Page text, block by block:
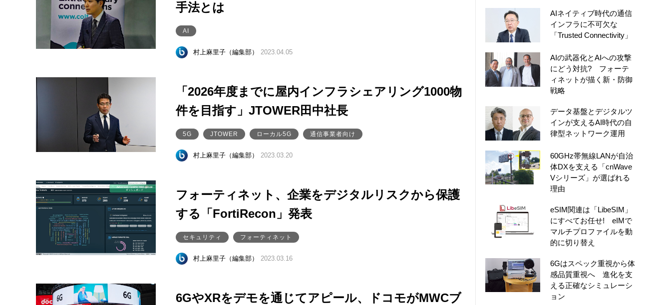
手法とは
AI
村上麻里子（編集部） 2023.04.05
「2026年度までに屋内インフラシェアリング1000物
件を目指す」JTOWER田中社長
5G JTOWER ローカル5G 通信事業者向け
村上麻里子（編集部） 2023.03.20
フォーティネット、企業をデジタルリスクから保護
する「FortiRecon」発表
セキュリティ フォーティネット
村上麻里子（編集部） 2023.03.16
6GやXRをデモを通じてアピール、ドコモがMWCブ
AIネイティブ時代の通信
インフラに不可欠な
「Trusted Connectivity」
AIの武器化とAIへの攻撃
にどう対抗? フォーテ
ィネットが描く新・防御
戦略
データ基盤とデジタルツ
インが支えるAI時代の自
律型ネットワーク運用
60GHz帯無線LANが自治
体DXを支える「cnWave
Vシリーズ」が選ばれる
理由
eSIM関連は「LibeSIM」
にすべてお任せ! eIMで
マルチプロファイルを動
的に切り替え
6Gはスペック重視から体
感品質重視へ 進化を支
える正確なシミュレーシ
ョン